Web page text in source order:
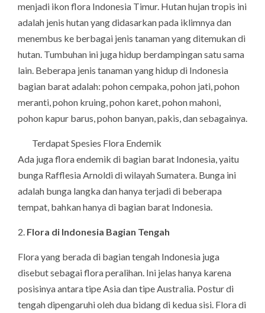
menjadi ikon flora Indonesia Timur. Hutan hujan tropis ini
adalah jenis hutan yang didasarkan pada iklimnya dan
menembus ke berbagai jenis tanaman yang ditemukan di
hutan. Tumbuhan ini juga hidup berdampingan satu sama
lain. Beberapa jenis tanaman yang hidup di Indonesia
bagian barat adalah: pohon cempaka, pohon jati, pohon
meranti, pohon kruing, pohon karet, pohon mahoni,
pohon kapur barus, pohon banyan, pakis, dan sebagainya.
Terdapat Spesies Flora Endemik
Ada juga flora endemik di bagian barat Indonesia, yaitu
bunga Rafflesia Arnoldi di wilayah Sumatera. Bunga ini
adalah bunga langka dan hanya terjadi di beberapa
tempat, bahkan hanya di bagian barat Indonesia.
2. Flora di Indonesia Bagian Tengah
Flora yang berada di bagian tengah Indonesia juga
disebut sebagai flora peralihan. Ini jelas hanya karena
posisinya antara tipe Asia dan tipe Australia. Postur di
tengah dipengaruhi oleh dua bidang di kedua sisi. Flora di